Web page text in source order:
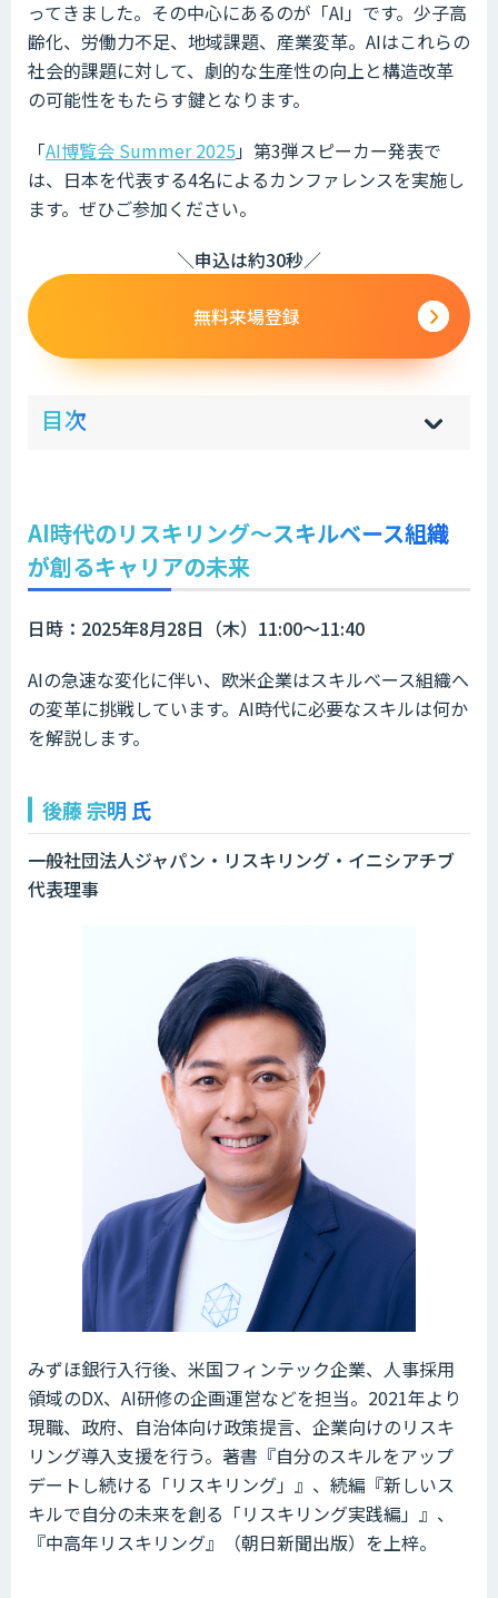
ってきました。その中心にあるのが「AI」です。少子高
齢化、労働力不足、地域課題、産業変革。AIはこれらの
社会的課題に対して、劇的な生産性の向上と構造改革
の可能性をもたらす鍵となります。
「AI博覧会 Summer 2025」第3弾スピーカー発表で
は、日本を代表する4名によるカンファレンスを実施し
ます。ぜひご参加ください。
＼申込は約30秒／
無料来場登録
目次 hi
]
sh
]
AI時代のリスキリング〜スキルベース組織
が創るキャリアの未来
日時：2025年8月28日（木）11:00～11:40
AIの急速な変化に伴い、欧米企業はスキルベース組織へ
の変革に挑戦しています。AI時代に必要なスキルは何か
を解説します。
後藤 宗明 氏
一般社団法人ジャパン・リスキリング・イニシアチブ
代表理事
みずほ銀⾏入⾏後、米国フィンテック企業、人事採用
領域のDX、AI研修の企画運営などを担当。2021年より
現職、政府、自治体向け政策提言、企業向けのリスキ
リング導入支援を行う。著書『自分のスキルをアップ
デートし続ける「リスキリング」』、続編『新しいス
キルで自分の未来を創る「リスキリング実践編」』、
『中高年リスキリング』（朝日新聞出版）を上梓。